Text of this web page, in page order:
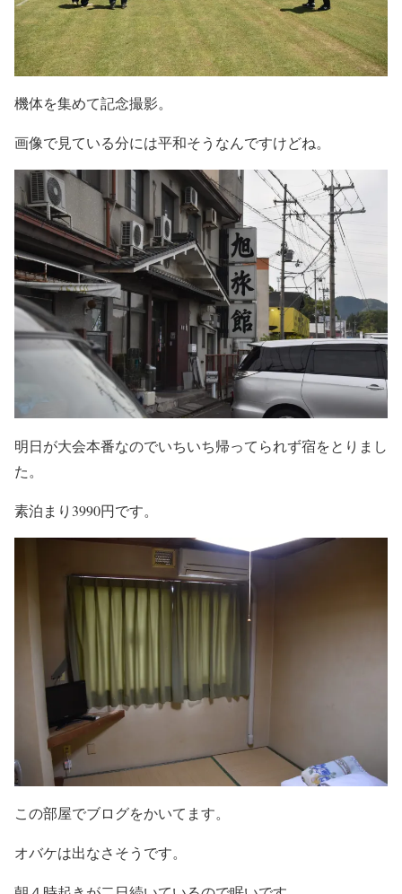
機体を集めて記念撮影。
画像で見ている分には平和そうなんですけどね。
明日が大会本番なのでいちいち帰ってられず宿をとりまし
た。
素泊まり3990円です。
この部屋でブログをかいてます。
オバケは出なさそうです。